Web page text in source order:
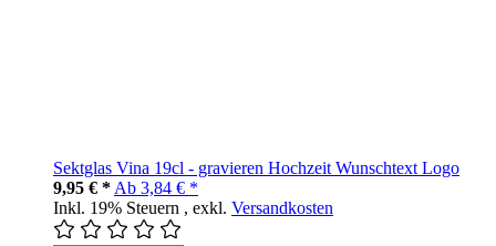
Sektglas Vina 19cl - gravieren Hochzeit Wunschtext Logo
9,95 € * Ab 3,84 € *
Inkl. 19% Steuern , exkl. Versandkosten